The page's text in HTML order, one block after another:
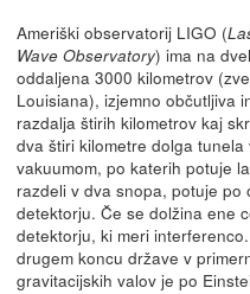
Ameriški observatorij LIGO (
Wave Observatory) ima na
oddaljena 3000 kilometrov
Louisiana), izjemno občutljiva
razdalja štirih kilometrov kaj
dva štiri kilometre dolga
vakuumom, po katerih potuje
razdeli v dva snopa, potuje
detektorju. Če se dolžina ene
detektorju, ki meri
drugem koncu države v
gravitacijskih valov je po